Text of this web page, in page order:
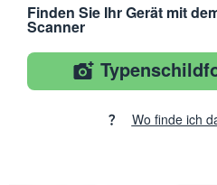
Finden Sie Ihr Gerät mit
Scanner
Wo finde ich